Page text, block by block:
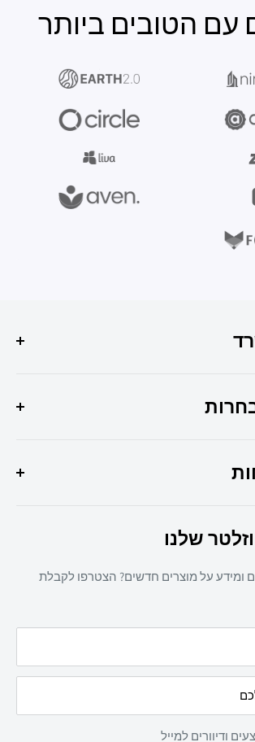
עם הטובים ביותר
אחד !
שלנו
ומידע על מוצרים חדשים? הצטרפו לקבלת
ודיוורים למייל